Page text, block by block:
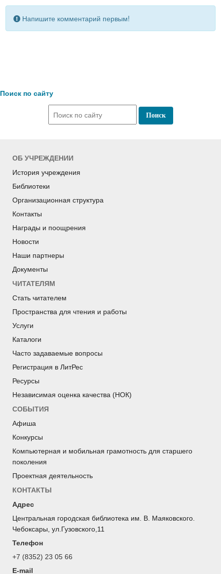
Напишите комментарий первым!
Поиск по сайту
ОБ УЧРЕЖДЕНИИ
История учреждения
Библиотеки
Организационная структура
Контакты
Награды и поощрения
Новости
Наши партнеры
Документы
ЧИТАТЕЛЯМ
Стать читателем
Пространства для чтения и работы
Услуги
Каталоги
Часто задаваемые вопросы
Регистрация в ЛитРес
Ресурсы
Независимая оценка качества (НОК)
СОБЫТИЯ
Афиша
Конкурсы
Компьютерная и мобильная грамотность для старшего
поколения
Проектная деятельность
КОНТАКТЫ
Адрес
Центральная городская библиотека им. В. Маяковского.
Чебоксары, ул.Гузовского,11
Телефон
+7 (8352) 23 05 66
E-mail